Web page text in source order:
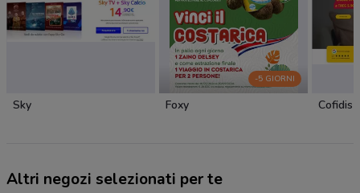
Sky
-5 GIORNI
Foxy Cofidis
Altri negozi selezionati per te